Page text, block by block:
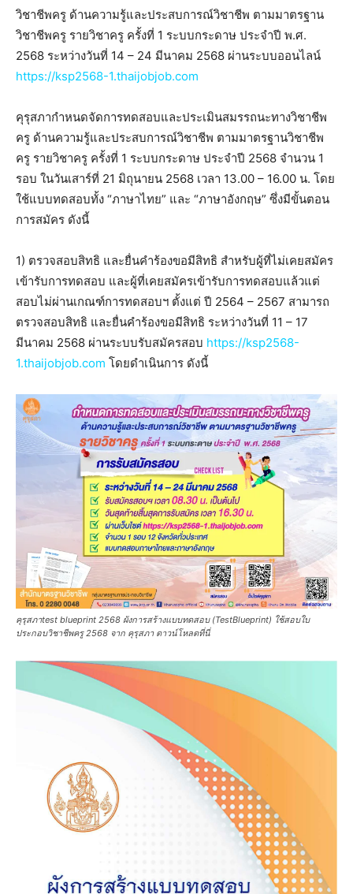
วิชาชีพครู ด้านความรู้และประสบการณ์วิชาชีพ ตามมาตรฐาน
วิชาชีพครู รายวิชาครู ครั้งที่ 1 ระบบกระดาษ ประจำปี พ.ศ.
2568 ระหว่างวันที่ 14 – 24 มีนาคม 2568 ผ่านระบบออนไลน์
https://ksp2568-1.thaijobjob.com
คุรุสภากำหนดจัดการทดสอบและประเมินสมรรถนะทางวิชาชีพ
ครู ด้านความรู้และประสบการณ์วิชาชีพ ตามมาตรฐานวิชาชีพ
ครู รายวิชาครู ครั้งที่ 1 ระบบกระดาษ ประจำปี 2568 จำนวน 1
รอบ ในวันเสาร์ที่ 21 มิถุนายน 2568 เวลา 13.00 – 16.00 น. โดย
ใช้แบบทดสอบทั้ง “ภาษาไทย” และ “ภาษาอังกฤษ” ซึ่งมีขั้นตอน
การสมัคร ดังนี้
1) ตรวจสอบสิทธิ และยื่นคำร้องขอมีสิทธิ สำหรับผู้ที่ไม่เคยสมัคร
เข้ารับการทดสอบ และผู้ที่เคยสมัครเข้ารับการทดสอบแล้วแต่
สอบไม่ผ่านเกณฑ์การทดสอบฯ ตั้งแต่ ปี 2564 – 2567 สามารถ
ตรวจสอบสิทธิ และยื่นคำร้องขอมีสิทธิ ระหว่างวันที่ 11 – 17
มีนาคม 2568 ผ่านระบบรับสมัครสอบ https://ksp2568-
1.thaijobjob.com โดยดำเนินการ ดังนี้
คุรุสภาtest blueprint 2568 ผังการสร้างแบบทดสอบ (TestBlueprint) ใช้สอบใบ
ประกอบวิชาชีพครู 2568 จาก คุรุสภา ดาวน์โหลดที่นี่